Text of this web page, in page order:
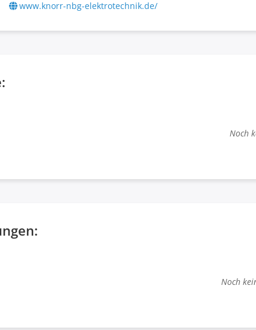
www.knorr-nbg-elektrotechnik.de/
Noch
Noch